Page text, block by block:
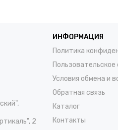
2
ИНФОРМАЦИЯ
Политика
Условия обмена и
Обратная связь
Каталог
Контакты